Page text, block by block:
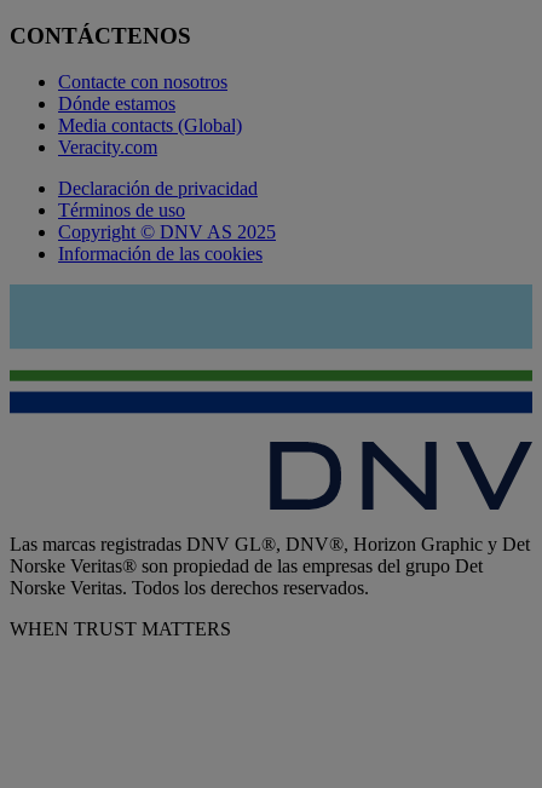
CONTÁCTENOS
Contacte con nosotros
Dónde estamos
Media contacts (Global)
Veracity.com
Declaración de privacidad
Términos de uso
Copyright © DNV AS 2025
Información de las cookies
Las marcas registradas DNV GL®, DNV®, Horizon Graphic y Det
Norske Veritas® son propiedad de las empresas del grupo Det
Norske Veritas. Todos los derechos reservados.
WHEN TRUST MATTERS